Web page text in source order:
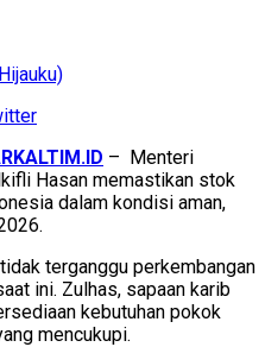
– Menteri
Hasan memastikan stok
dalam kondisi aman,
terganggu perkembangan
ini. Zulhas, sapaan karib
kebutuhan pokok
mencukupi.